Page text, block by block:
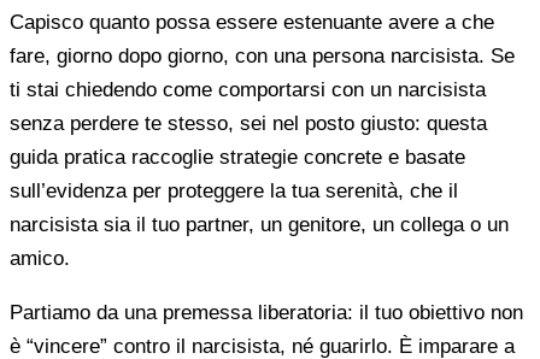
Capisco quanto possa essere estenuante avere a che
fare, giorno dopo giorno, con una persona narcisista. Se
ti stai chiedendo come comportarsi con un narcisista
senza perdere te stesso, sei nel posto giusto: questa
guida pratica raccoglie strategie concrete e basate
sull’evidenza per proteggere la tua serenità, che il
narcisista sia il tuo partner, un genitore, un collega o un
amico.
Partiamo da una premessa liberatoria: il tuo obiettivo non
è “vincere” contro il narcisista, né guarirlo. È imparare a